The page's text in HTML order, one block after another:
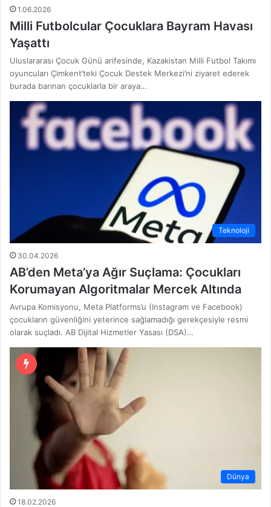
1.06.2026
Milli Futbolcular Çocuklara Bayram Havası
Yaşattı
Uluslararası Çocuk Günü arifesinde, Kazakistan Milli Futbol Takımı
oyuncuları Çimkent’teki Çocuk Destek Merkezi’ni ziyaret ederek
burada barınan çocuklarla bir araya…
Teknoloji
30.04.2026
AB’den Meta’ya Ağır Suçlama: Çocukları
Korumayan Algoritmalar Mercek Altında
Avrupa Komisyonu, Meta Platforms’u (Instagram ve Facebook)
çocukların güvenliğini yeterince sağlamadığı gerekçesiyle resmi
olarak suçladı. AB Dijital Hizmetler Yasası (DSA)…
Dünya
18.02.2026